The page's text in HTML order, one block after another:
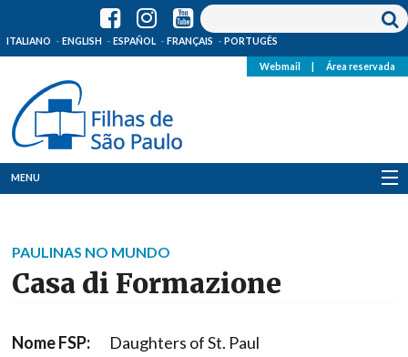
ITALIANO ENGLISH ESPAÑOL FRANÇAIS PORTUGÊS
Webmail Área reservada
MENU
Onde Estamos
Recursos
PAULINAS NO MUNDO
Casa di Formazione
Nome FSP:
Daughters of St. Paul